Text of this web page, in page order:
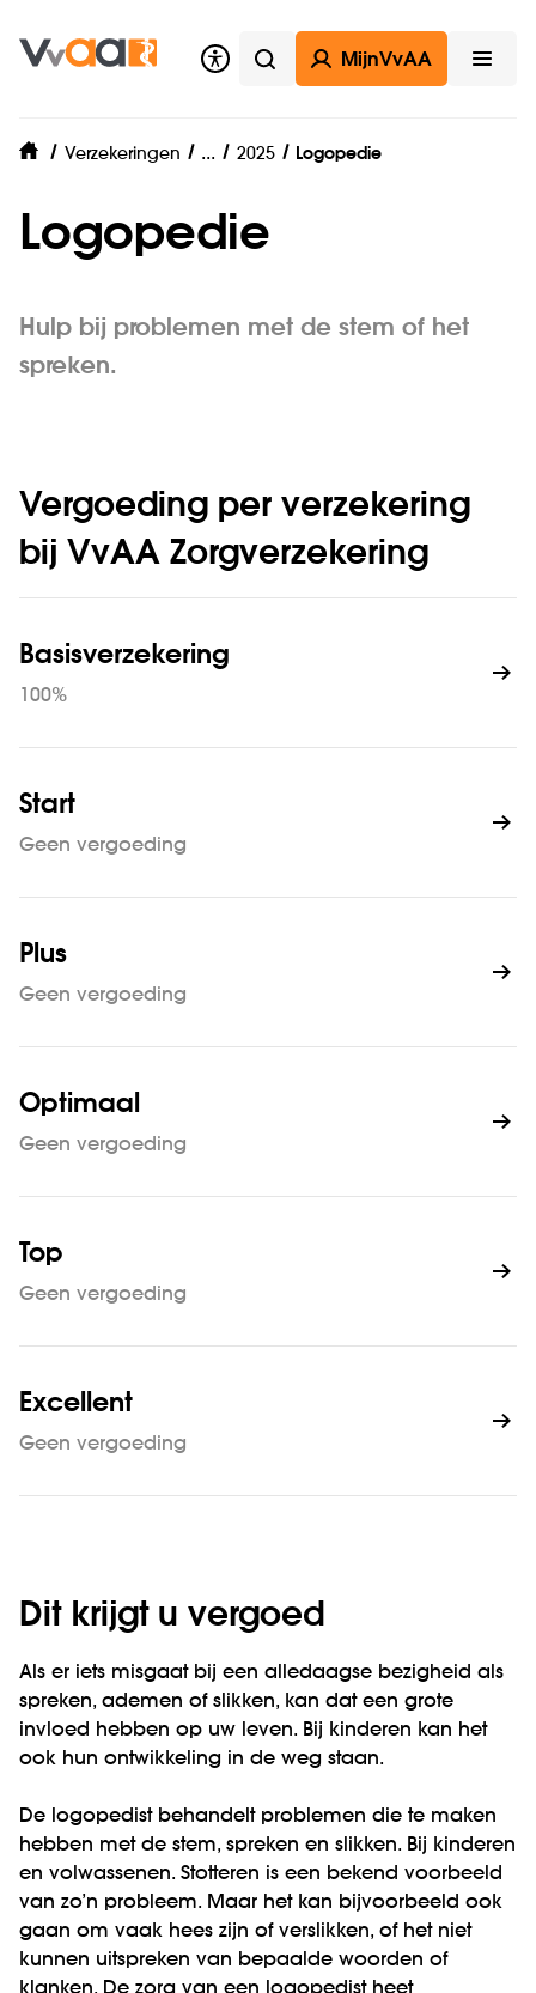
Zoeken
MijnVvAA
home
Verzekeringen ... Zorgverzekering
2025 Logopedie
Logopedie
Hulp bij problemen met de stem of het
spreken.
Vergoeding per verzekering
bij VvAA Zorgverzekering
Basisverzekering
100%
Start
Geen vergoeding
Plus
Geen vergoeding
Optimaal
Geen vergoeding
Top
Geen vergoeding
Excellent
Geen vergoeding
Dit krijgt u vergoed
Als er iets misgaat bij een alledaagse bezigheid als
spreken, ademen of slikken, kan dat een grote
invloed hebben op uw leven. Bij kinderen kan het
ook hun ontwikkeling in de weg staan.
De logopedist behandelt problemen die te maken
hebben met de stem, spreken en slikken. Bij kinderen
en volwassenen. Stotteren is een bekend voorbeeld
van zo’n probleem. Maar het kan bijvoorbeeld ook
gaan om vaak hees zijn of verslikken, of het niet
kunnen uitspreken van bepaalde woorden of